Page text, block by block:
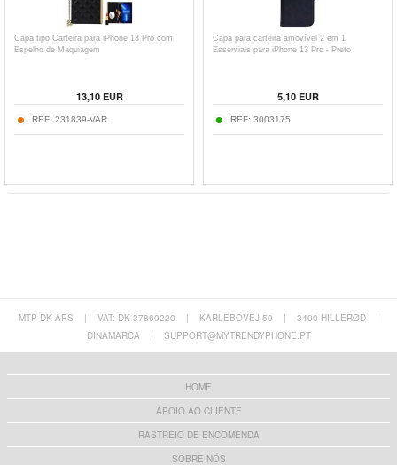
Capa tipo Carteira para iPhone 13 Pro com
Espelho de Maquiagem
13,10EUR
REF: 231839-VAR
Capa para carteira amovível 2 em 1
Essentials para iPhone 13 Pro - Preto
5,10EUR
REF: 3003175
MTP DK APS | VAT: DK 37860220 | KARLEBOVEJ 59 | 3400 HILLERØD
|
DINAMARCA
| SUPPORT@MYTRENDYPHONE.PT
HOME
APOIO AO CLIENTE
RASTREIO DE ENCOMENDA
SOBRE NÓS